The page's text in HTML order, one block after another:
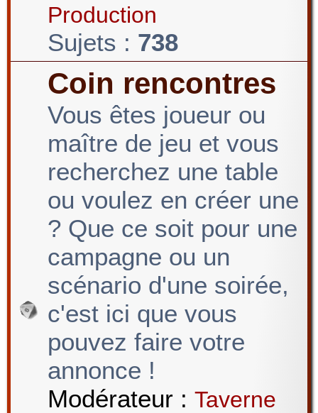
e
Production
Sujets : 738
Coin rencontres
Vous êtes joueur ou
maître de jeu et vous
recherchez une table
ou voulez en créer une
? Que ce soit pour une
campagne ou un
scénario d'une soirée,
c'est ici que vous
pouvez faire votre
annonce !
Modérateur : Taverne